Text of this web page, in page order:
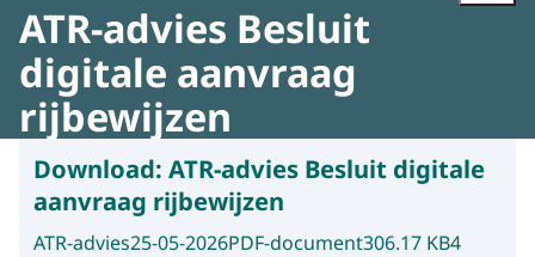
ATR-advies Besluit
digitale aanvraag
rijbewijzen
Download: ATR-advies Besluit digitale
aanvraag rijbewijzen
ATR-advies25-05-2026PDF-document306.17 KB4